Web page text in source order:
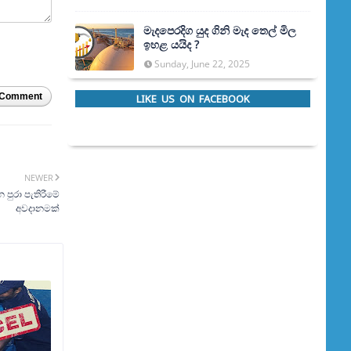
NEWER
පැතිරීමේ
අවදානමක්
මැදපෙරදිග යුද ගිනි මැද තෙල් මිල
ඉහළ යයිද ?
Sunday, June 22, 2025
LIKE US ON FACEBOOK